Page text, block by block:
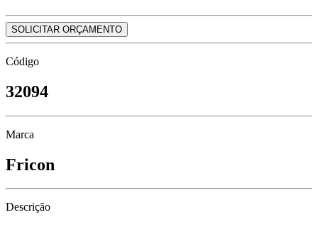
SOLICITAR ORÇAMENTO
Código
32094
Marca
Fricon
Descrição